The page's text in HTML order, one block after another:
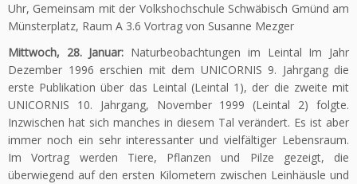
Uhr, Gemeinsam mit der Volkshochschule Schwäbisch Gmünd am
Münsterplatz, Raum A 3.6 Vortrag von Susanne Mezger
Mittwoch, 28. Januar: Naturbeobachtungen im Leintal Im Jahr
Dezember 1996 erschien mit dem UNICORNIS 9. Jahrgang die
erste Publikation über das Leintal (Leintal 1), der die zweite mit
UNICORNIS 10. Jahrgang, November 1999 (Leintal 2) folgte.
Inzwischen hat sich manches in diesem Tal verändert. Es ist aber
immer noch ein sehr interessanter und vielfältiger Lebensraum.
Im Vortrag werden Tiere, Pflanzen und Pilze gezeigt, die
überwiegend auf den ersten Kilometern zwischen Leinhäusle und